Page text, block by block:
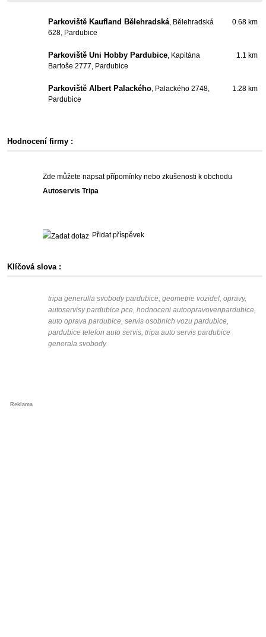
Parkoviště Kaufland Bělehradská, Bělehradská
628, Pardubice
0.68 km
Parkoviště Uni Hobby Pardubice, Kapitána
Bartoše 2777, Pardubice
1.1 km
Parkoviště Albert Palackého, Palackého 2748,
Pardubice
1.28 km
Hodnocení firmy :
Zde můžete napsat přípomínky nebo zkušenosti k obchodu
Autoservis Tripa
Přidat příspěvek
Klíčová slova :
tripa generulla svobody pardubice, geometrie vozidel, opravy,
autoservisy pardubice pce, hodnoceni autoopravovenpardubice,
auto oprava pardubice, servis osobnich vozu pardubice,
pardubice telefon auto servis, tripa auto servis pardubice
generala svobody
Reklama